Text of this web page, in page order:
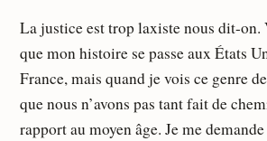
La justice est trop laxiste nous dit-on.
que mon histoire se passe aux États
France, mais quand je vois ce genre
que nous n’avons pas tant fait de
rapport au moyen âge. Je me